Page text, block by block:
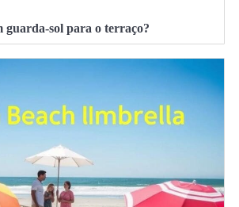
guarda-sol para o terraço?